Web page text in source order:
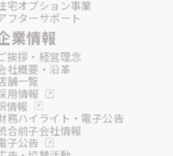
宅オプション事業
フターサポート
業情報
挨拶・経営理念
社概要・沿革
舗一覧
用情報
情報
務ハイライト・電子公告
合前子会社情報
子公告